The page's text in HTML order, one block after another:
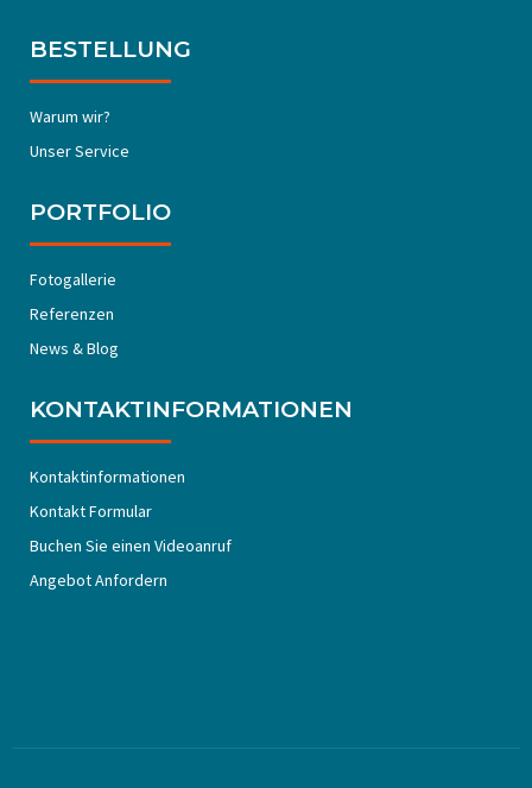
BESTELLUNG
Warum wir?
Unser Service
PORTFOLIO
Fotogallerie
Referenzen
News & Blog
KONTAKTINFORMATIONEN
Kontaktinformationen
Kontakt Formular
Buchen Sie einen Videoanruf
Angebot Anfordern